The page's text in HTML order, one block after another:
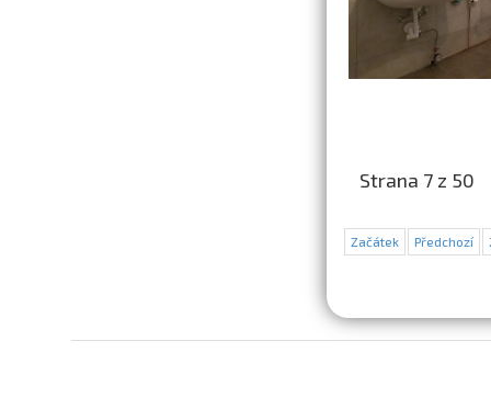
Strana 7 z 50
Začátek Předchozí